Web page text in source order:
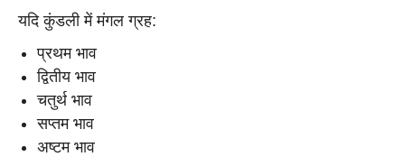
यदि कुंडली में मंगल ग्रह:
प्रथम भाव
द्वितीय भाव
चतुर्थ भाव
सप्तम भाव
अष्टम भाव